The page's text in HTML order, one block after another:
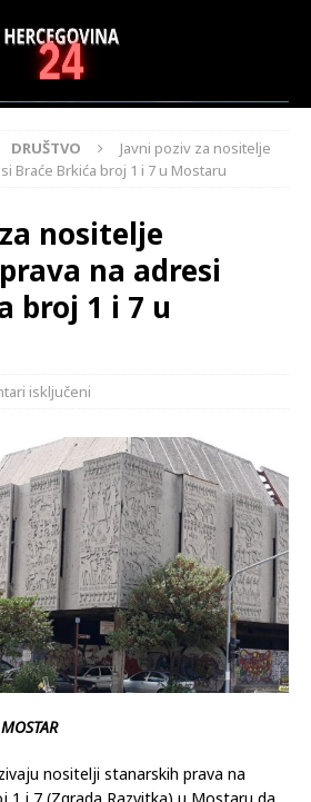
DRUŠTVO
Javni poziv za nositelje
Braće Brkića broj 1 i 7 u Mostaru
nositelje
na adresi
broj 1 i 7 u
isključeni